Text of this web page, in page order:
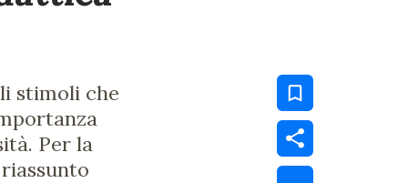
stimoli che
Per la